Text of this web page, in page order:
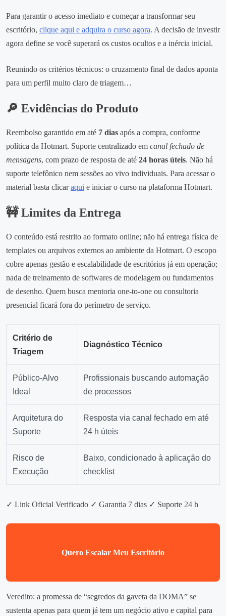
Para garantir o acesso imediato e começar a transformar seu
escritório, clique aqui e adquira o curso agora. A decisão de investir
agora define se você superará os custos ocultos e a inércia inicial.
Reunindo os critérios técnicos: o cruzamento final de dados aponta
para um perfil muito claro de triagem…
🔎 Evidências do Produto
Reembolso garantido em até 7 dias após a compra, conforme
política da Hotmart. Suporte centralizado em canal fechado de
mensagens, com prazo de resposta de até 24 horas úteis. Não há
suporte telefônico nem sessões ao vivo individuais. Para acessar o
material basta clicaraqui e iniciar o curso na plataforma Hotmart.
🚧 Limites da Entrega
O conteúdo está restrito ao formato online; não há entrega física de
templates ou arquivos externos ao ambiente da Hotmart. O escopo
cobre apenas gestão e escalabilidade de escritórios já em operação;
nada de treinamento de softwares de modelagem ou fundamentos
de desenho. Quem busca mentoria one‑to‑one ou consultoria
presencial ficará fora do perímetro de serviço.
Critério de
Triagem
Diagnóstico Técnico
Público‑Alvo
Ideal
Profissionais buscando automação
de processos
Arquitetura do
Suporte
Resposta via canal fechado em até
24 h úteis
Risco de
Execução
Baixo, condicionado à aplicação do
checklist
✓ Link Oficial Verificado ✓ Garantia 7 dias ✓ Suporte 24 h
Quero Escalar Meu Escritório
Veredito: a promessa de “segredos da gaveta da DOMA” se
sustenta apenas para quem já tem um negócio ativo e capital para